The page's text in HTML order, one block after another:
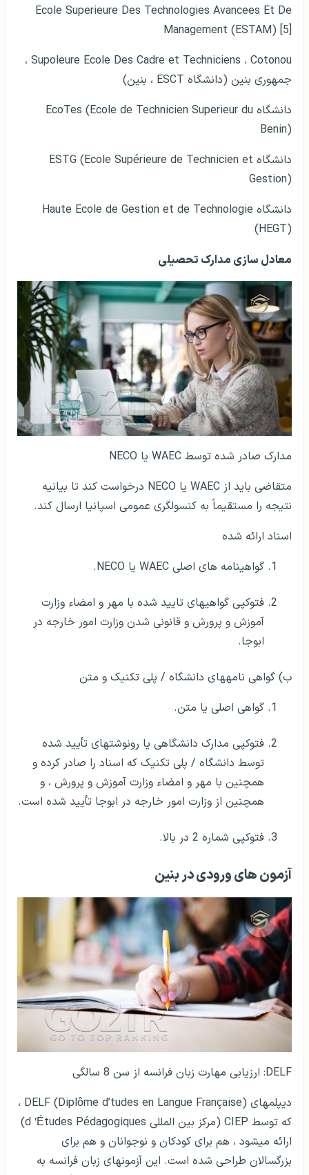
Ecole Superieure Des Technologies Avancees Et De
Management (ESTAM) [5]
Supoleure Ecole Des Cadre et Techniciens ، Cotonou ،
جمهوری بنین (دانشگاه ESCT ، بنین)
دانشگاه EcoTes (Ecole de Technicien Superieur du
Benin)
دانشگاه ESTG (Ecole Supérieure de Technicien et
Gestion)
دانشگاه Haute Ecole de Gestion et de Technologie
(HEGT)
معادل سازی مدارک تحصیلی
مدارک صادر شده توسط WAEC یا NECO
متقاضی باید از WAEC یا NECO درخواست کند تا بیانیه
نتیجه را مستقیماً به کنسولگری عمومی اسپانیا ارسال کند.
اسناد ارائه شده
گواهینامه های اصلی WAEC یا NECO.
فتوکپی گواهی­های تایید شده با مهر و امضاء وزارت
آموزش و پرورش و قانونی شدن وزارت امور خارجه در
ابوجا.
ب) گواهی نامه­های دانشگاه / پلی تکنیک و متن
گواهی اصلی یا متن.
فتوکپی مدارک دانشگاهی یا رونوشت­های تأیید شده
توسط دانشگاه / پلی تکنیک که اسناد را صادر کرده و
همچنین با مهر و امضاء وزارت آموزش و پرورش ، و
همچنین از وزارت امور خارجه در ابوجا تأیید شده است.
فتوکپی شماره 2 در بالا.
آزمون های ورودی در بنین
DELF: ارزیابی مهارت زبان فرانسه از سن 8 سالگی
دیپلم­های DELF (Diplôme d’tudes en Langue Française) ،
که توسط CIEP (مرکز بین المللی d ‘Études Pédagogiques)
ارائه می­شود ، هم برای کودکان و نوجوانان و هم برای
بزرگسالان طراحی شده است. این آزمون­های زبان فرانسه به